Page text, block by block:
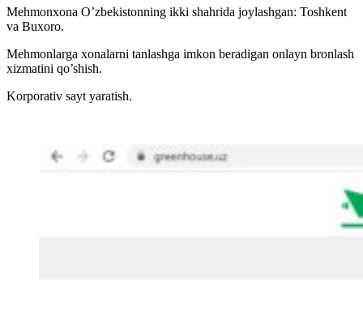
Mehmonxona O’zbekistonning ikki shahrida joylashgan: Toshkent
va Buxoro.
Mehmonlarga xonalarni tanlashga imkon beradigan onlayn bronlash
xizmatini qo’shish.
Korporativ sayt yaratish.